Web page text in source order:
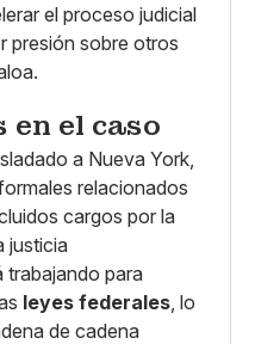
el proceso judicial
presión sobre otros
en el caso
a Nueva York,
relacionados
cargos por la
justicia
para
leyes federales , lo
de cadena